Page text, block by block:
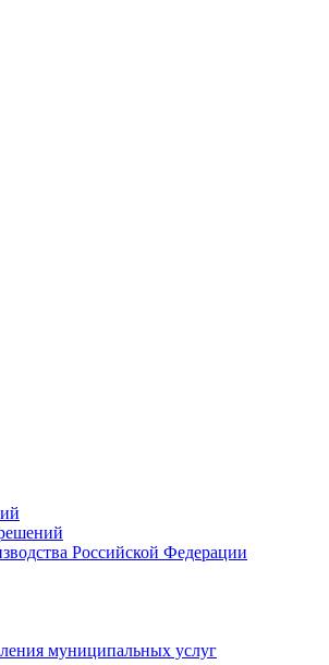
Российской Федерации
муниципальных услуг